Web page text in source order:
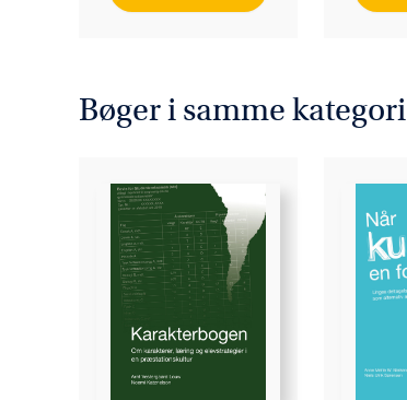
Bøger i samme kategori